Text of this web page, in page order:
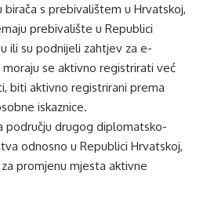
s prebivalištem u Hrvatskoj,
prebivalište u Republici
ili su podnijeli zahtjev za e-
se aktivno registrirati već
biti aktivno registrirani prema
iskaznice.
području drugog diplomatsko-
odnosno u Republici Hrvatskoj,
promjenu mjesta aktivne